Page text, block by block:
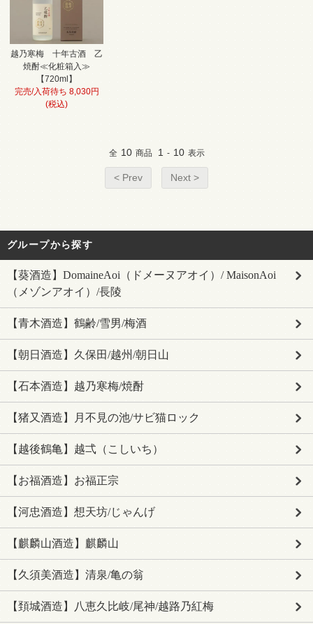
越乃寒梅 十年古酒 乙
焼酎≪化粧箱入≫
【720ml】
完売/入荷待ち 8,030円
(税込)
全 10 商品 1 - 10 表示
< Prev Next >
グループから探す
【葵酒造】DomaineAoi（ドメーヌアオイ）/ MaisonAoi
（メゾンアオイ）/長陵
【青木酒造】鶴齢/雪男/梅酒
【朝日酒造】久保田/越州/朝日山
【石本酒造】越乃寒梅/焼酎
【猪又酒造】月不見の池/サビ猫ロック
【越後鶴亀】越弌（こしいち）
【お福酒造】お福正宗
【河忠酒造】想天坊/じゃんげ
【麒麟山酒造】麒麟山
【久須美酒造】清泉/亀の翁
【頚城酒造】八恵久比岐/尾神/越路乃紅梅